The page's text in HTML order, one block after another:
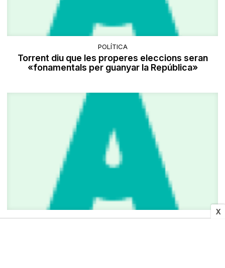
X
POLÍTICA
Torrent diu que les properes eleccions seran
«fonamentals per guanyar la República»
SOCIETAT